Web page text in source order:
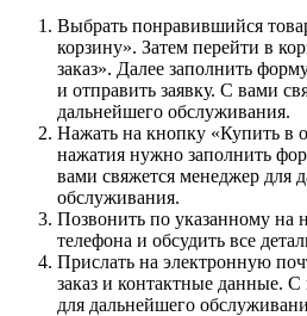
Выбрать понравившийся
корзину». Затем перейти в
заказ». Далее заполнить
и отправить заявку. С вами
дальнейшего обслуживания.
Нажать на кнопку «Купить в
нажатия нужно заполнить
вами свяжется менеджер для
обслуживания.
Позвонить по указанному на
телефона и обсудить все
Прислать на электронную
заказ и контактные данные.
для дальнейшего